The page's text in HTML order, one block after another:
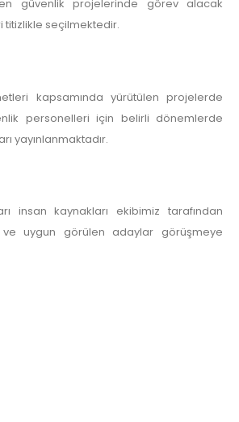
güvenlik projelerinde görev alacak
titizlikle seçilmektedir.
kapsamında yürütülen projelerde
personelleri için belirli dönemlerde
yayınlanmaktadır.
insan kaynakları ekibimiz tarafından
ve uygun görülen adaylar görüşmeye